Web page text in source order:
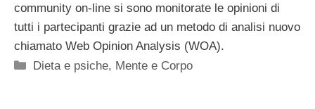
community on-line si sono monitorate le opinioni di
tutti i partecipanti grazie ad un metodo di analisi nuovo
chiamato Web Opinion Analysis (WOA).
Categorie
Dieta e psiche, Mente e Corpo